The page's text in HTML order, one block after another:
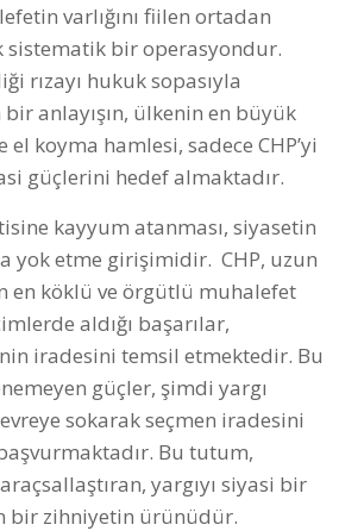
varlığını fiilen ortadan
sistematik bir operasyondur.
rızayı hukuk sopasıyla
anlayışın, ülkenin en büyük
koyma hamlesi, sadece CHP’yi
güçlerini hedef almaktadır.
kayyum atanması, siyasetin
yok etme girişimidir. CHP, uzun
en köklü ve örgütlü muhalefet
aldığı başarılar,
iradesini temsil etmektedir. Bu
güçler, şimdi yargı
sokarak seçmen iradesini
Bu tutum,
yargıyı siyasi bir
bir zihniyetin ürünüdür.